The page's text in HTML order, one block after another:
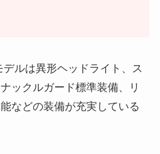
ルは異形ヘッドライト、ス
ックルガード標準装備、リ
などの装備が充実している